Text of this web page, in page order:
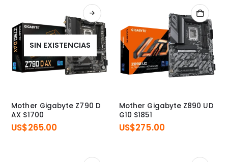
SIN EXISTENCIAS
Mother Gigabyte Z790 D
AX S1700
US$265.00
Mother Gigabyte Z890 UD
G10 S1851
US$275.00